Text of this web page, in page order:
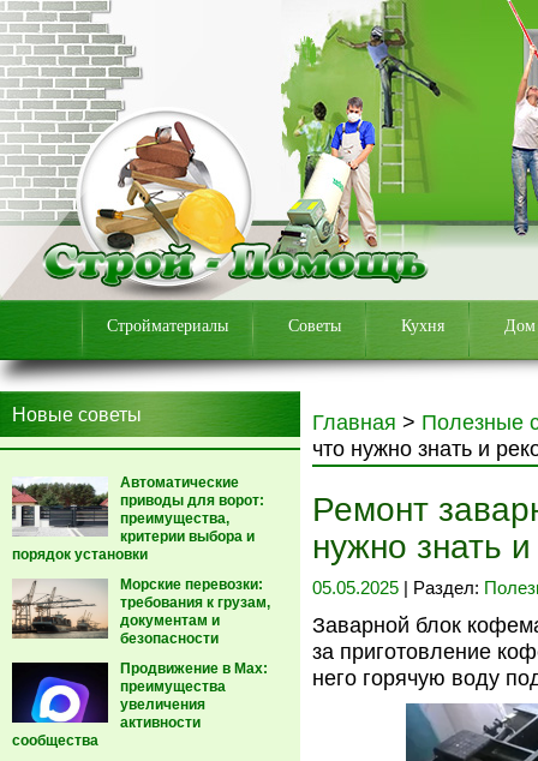
Стройматериалы Советы Кухня Дом
Новые советы
Автоматические
приводы для ворот:
преимущества,
критерии выбора и
порядок установки
Морские перевозки:
требования к грузам,
документам и
безопасности
Продвижение в Max:
преимущества
увеличения
активности
сообщества
Главная > Полезные
что нужно знать и
Ремонт
нужно знать
05.05.2025 | Раздел:
Заварной блок
за приготовление
него горячую воду